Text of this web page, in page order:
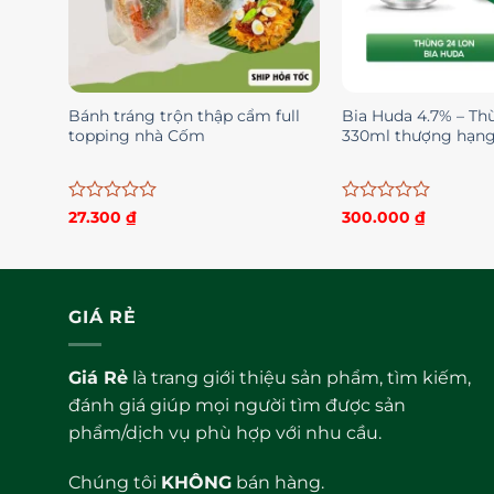
Bánh tráng trộn thập cẩm full
topping nhà Cốm
Được
0
27.300 ₫
Bia Huda 4.7% –
330ml thượng
Được
0
300.000 ₫
GIÁ RẺ
Giá Rẻ là trang giới thiệu sản phẩm, tìm kiếm,
đánh giá giúp mọi người tìm được sản
phẩm/dịch vụ phù hợp với nhu cầu.
Chúng tôi KHÔNG bán hàng.